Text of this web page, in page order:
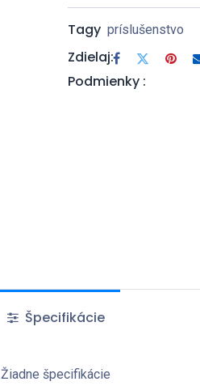
Tagy príslušenstvo
Zdielaj:
Podmienky :
Špecifikácie
Žiadne špecifikácie